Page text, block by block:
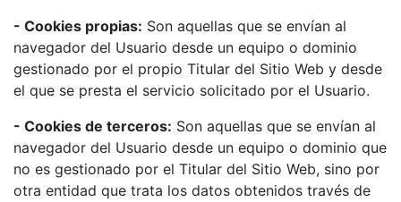
- Cookies propias: Son aquellas que se envían al
navegador del Usuario desde un equipo o dominio
gestionado por el propio Titular del Sitio Web y desde
el que se presta el servicio solicitado por el Usuario.
- Cookies de terceros: Son aquellas que se envían al
navegador del Usuario desde un equipo o dominio que
no es gestionado por el Titular del Sitio Web, sino por
otra entidad que trata los datos obtenidos través de